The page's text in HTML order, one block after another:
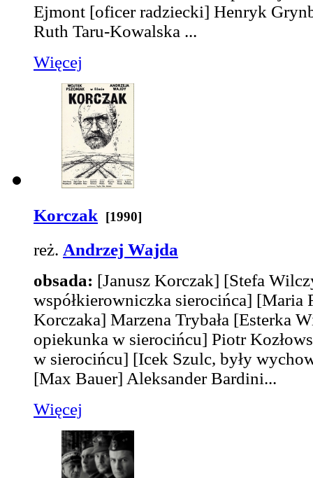
Ejmont [oficer radziecki] Henryk
Ruth Taru-Kowalska ...
Więcej
Korczak [1990]
reż. Andrzej Wajda
obsada: [Janusz Korczak] [Stefa
współkierowniczka sierocińca] [Maria
Korczaka] Marzena Trybała [Esterka
opiekunka w sierocińcu] Piotr
w sierocińcu] [Icek Szulc, były
[Max Bauer] Aleksander Bardini...
Więcej